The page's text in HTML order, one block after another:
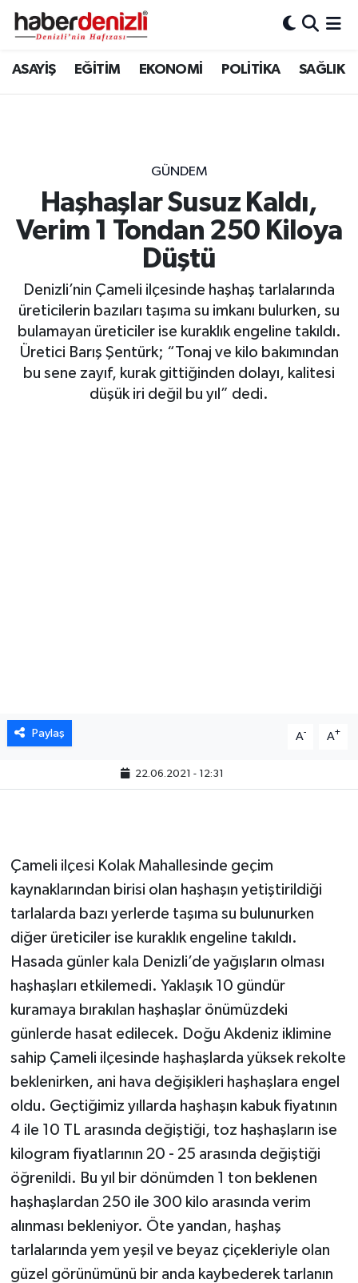
ASAYİŞ EĞİTİM EKONOMİ POLİTİKA SAĞLIK
GÜNDEM
Haşhaşlar Susuz Kaldı,
Verim 1 Tondan 250 Kiloya
Düştü
Denizli’nin Çameli ilçesinde haşhaş tarlalarında
üreticilerin bazıları taşıma su imkanı bulurken, su
bulamayan üreticiler ise kuraklık engeline takıldı.
Üretici Barış Şentürk; “Tonaj ve kilo bakımından
bu sene zayıf, kurak gittiğinden dolayı, kalitesi
düşük iri değil bu yıl” dedi.
Paylaş A- A+
22.06.2021 - 12:31
Çameli ilçesi Kolak Mahallesinde geçim
kaynaklarından birisi olan haşhaşın yetiştirildiği
tarlalarda bazı yerlerde taşıma su bulunurken
diğer üreticiler ise kuraklık engeline takıldı.
Hasada günler kala Denizli’de yağışların olması
haşhaşları etkilemedi. Yaklaşık 10 gündür
kuramaya bırakılan haşhaşlar önümüzdeki
günlerde hasat edilecek. Doğu Akdeniz iklimine
sahip Çameli ilçesinde haşhaşlarda yüksek rekolte
beklenirken, ani hava değişikleri haşhaşlara engel
oldu. Geçtiğimiz yıllarda haşhaşın kabuk fiyatının
4 ile 10 TL arasında değiştiği, toz haşhaşların ise
kilogram fiyatlarının 20 - 25 arasında değiştiği
öğrenildi. Bu yıl bir dönümden 1 ton beklenen
haşhaşlardan 250 ile 300 kilo arasında verim
alınması bekleniyor. Öte yandan, haşhaş
tarlalarında yem yeşil ve beyaz çiçekleriyle olan
güzel görünümünü bir anda kaybederek tarlanın
Denizli Nöbetçi Eczaneler
Tüm Manşetler
Son Dakika Haberleri
Haber Arşivi